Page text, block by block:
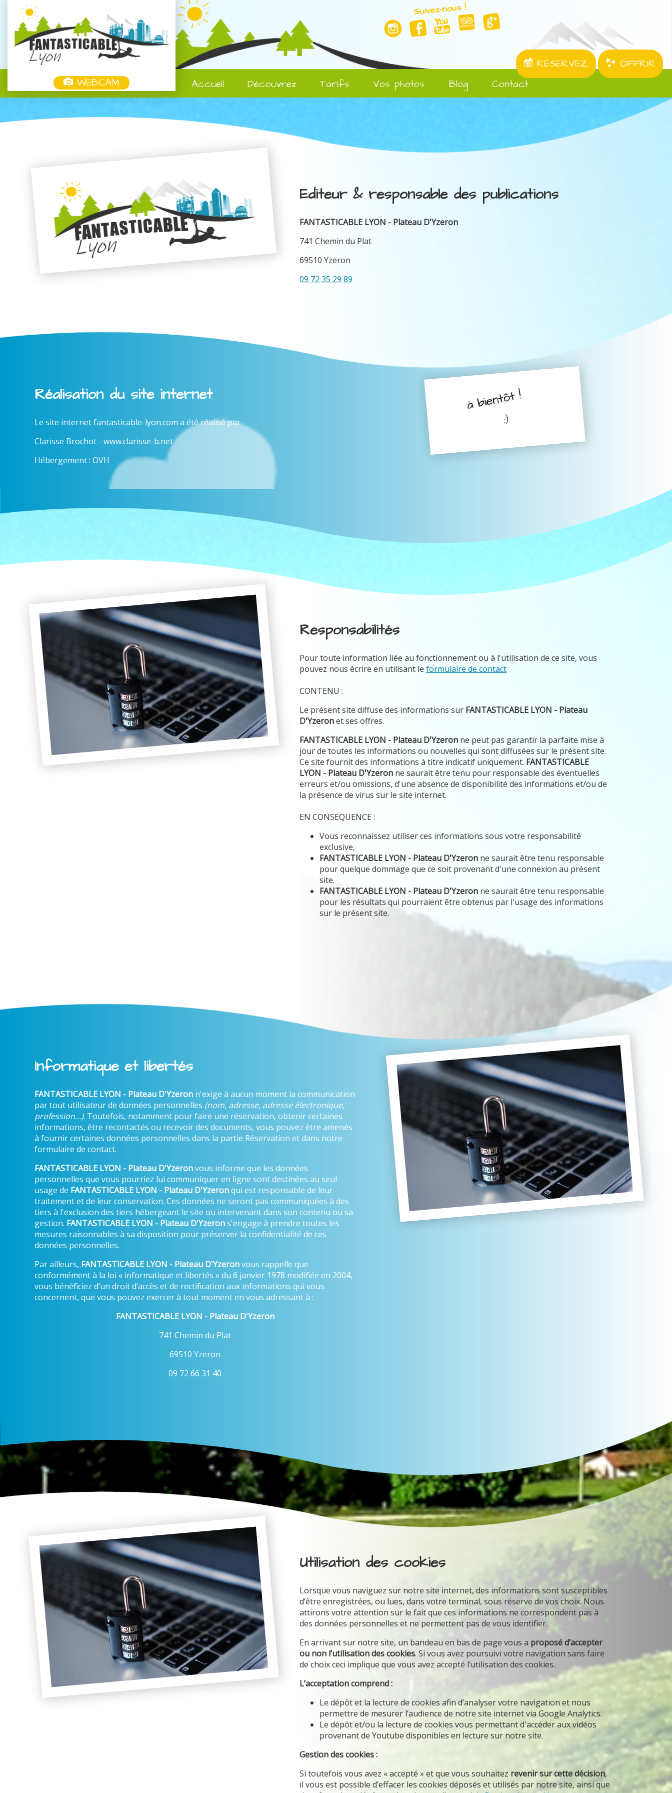
WEBCAM
Suivez-nous !
RÉSERVEZ
OFFRIR
Accueil
Découvrez Tarifs Vos photos Blog Contact
Editeur & responsable des publications
FANTASTICABLE LYON - Plateau D'Yzeron
741 Chemin du Plat
69510 Yzeron
09 72 35 29 89
Réalisation du site internet
Le site internetfantasticable-lyon.com a été réalisé par
Clarisse Brochot -www.clarisse-b.net
Hébergement : OVH
Responsabilités
Pour toute information liée au fonctionnement ou à l'utilisation de ce site, vous
pouvez nous écrire en utilisant leformulaire de contact
CONTENU :
Le présent site diffuse des informations sur FANTASTICABLE LYON - Plateau
D'Yzeronet ses offres.
FANTASTICABLE LYON - Plateau D'Yzeron ne peut pas garantir la parfaite mise à
jour de toutes les informations ou nouvelles qui sont diffusées sur le présent site.
Ce site fournit des informations à titre indicatif uniquement. FANTASTICABLE
LYON - Plateau D'Yzeron ne saurait être tenu pour responsable des éventuelles
erreurs et/ou omissions, d'une absence de disponibilité des informations et/ou de
la présence de virus sur le site internet.
EN CONSEQUENCE :
Vous reconnaissez utiliser ces informations sous votre responsabilité
exclusive,
FANTASTICABLE LYON - Plateau D'Yzeron ne saurait être tenu responsable
pour quelque dommage que ce soit provenant d'une connexion au présent
site.
FANTASTICABLE LYON - Plateau D'Yzeron ne saurait être tenu responsable
pour les résultats qui pourraient être obtenus par l'usage des informations
sur le présent site.
Informatique et libertés
FANTASTICABLE LYON - Plateau D'Yzeron n'exige à aucun moment la communication
par tout utilisateur de données personnelles (nom, adresse, adresse électronique,
profession...). Toutefois, notamment pour faire une réservation, obtenir certaines
informations, être recontactés ou recevoir des documents, vous pouvez être amenés
à fournir certaines données personnelles dans la partie Réservation et dans notre
formulaire de contact.
FANTASTICABLE LYON - Plateau D'Yzeronvous informe que les données
personnelles que vous pourriez lui communiquer en ligne sont destinées au seul
usage de FANTASTICABLE LYON - Plateau D'Yzeronqui est responsable de leur
traitement et de leur conservation. Ces données ne seront pas communiquées à des
tiers à l'exclusion des tiers hébergeant le site ou intervenant dans son contenu ou sa
gestion. FANTASTICABLE LYON - Plateau D'Yzerons'engage à prendre toutes les
mesures raisonnables à sa disposition pour préserver la confidentialité de ces
données personnelles.
Par ailleurs, FANTASTICABLE LYON - Plateau D'Yzeronvous rappelle que
conformément à la loi « informatique et libertés » du 6 janvier 1978 modifiée en 2004,
vous bénéficiez d’un droit d’accès et de rectification aux informations qui vous
concernent, que vous pouvez exercer à tout moment en vous adressant à :
FANTASTICABLE LYON - Plateau D'Yzeron
741 Chemin du Plat
69510 Yzeron
09 72 66 31 40
Utilisation des cookies
Lorsque vous naviguez sur notre site internet, des informations sont susceptibles
d’être enregistrées, ou lues, dans votre terminal, sous réserve de vos choix. Nous
attirons votre attention sur le fait que ces informations ne correspondent pas à
des données personnelles et ne permettent pas de vous identifier.
En arrivant sur notre site, un bandeau en bas de page vous a proposé d’accepter
ou non l’utilisation des cookies. Si vous avez poursuivi votre navigation sans faire
de choix ceci implique que vous avez accepté l’utilisation des cookies.
L’acceptation comprend :
Le dépôt et la lecture de cookies afin d’analyser votre navigation et nous
permettre de mesurer l’audience de notre site internet via Google Analytics.
Le dépôt et/ou la lecture de cookies vous permettant d'accéder aux vidéos
provenant de Youtube disponibles en lecture sur notre site.
Gestion des cookies :
Si toutefois vous avez « accepté » et que vous souhaitez revenir sur cette décision,
il vous est possible d’effacer les cookies déposés et utilisés par notre site, ainsi que